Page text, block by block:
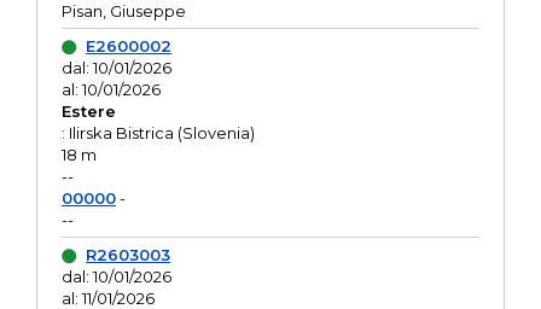
Pisan, Giuseppe
E2600002
dal: 10/01/2026
al: 10/01/2026
Estere
: Ilirska Bistrica (Slovenia)
18 m
--
00000-
--
R2603003
dal: 10/01/2026
al: 11/01/2026